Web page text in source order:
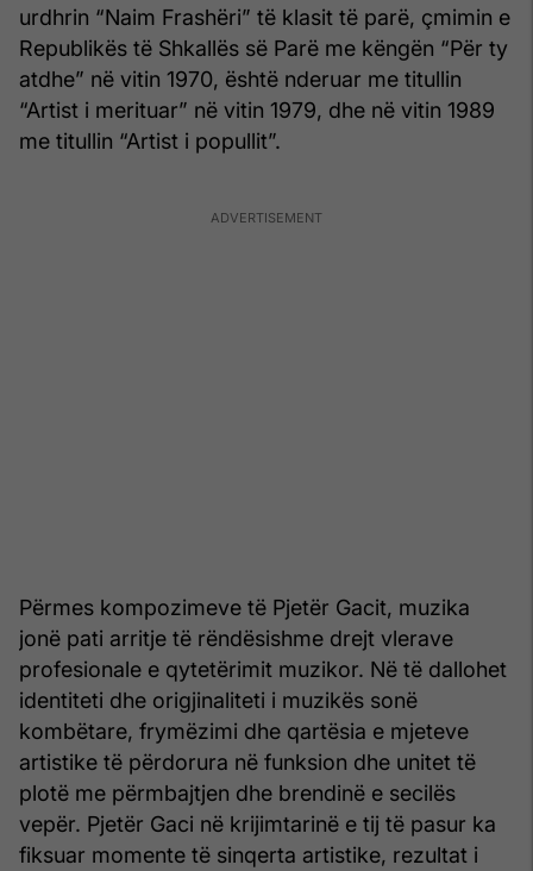
urdhrin “Naim Frashëri” të klasit të parë, çmimin e
Republikës të Shkallës së Parë me këngën “Për ty
atdhe” në vitin 1970, është nderuar me titullin
“Artist i merituar” në vitin 1979, dhe në vitin 1989
me titullin “Artist i popullit”.
Përmes kompozimeve të Pjetër Gacit, muzika
jonë pati arritje të rëndësishme drejt vlerave
profesionale e qytetërimit muzikor. Në të dallohet
identiteti dhe origjinaliteti i muzikës sonë
kombëtare, frymëzimi dhe qartësia e mjeteve
artistike të përdorura në funksion dhe unitet të
plotë me përmbajtjen dhe brendinë e secilës
vepër. Pjetër Gaci në krijimtarinë e tij të pasur ka
fiksuar momente të sinqerta artistike, rezultat i